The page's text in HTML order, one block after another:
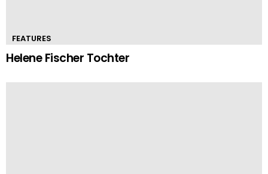
FEATURES
Helene Fischer Tochter